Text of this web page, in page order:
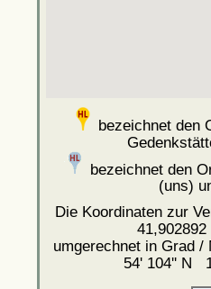
bezeichnet den
bezeichnet den
(uns)
Die Koordinaten zur
umgerechnet in Grad /
54' 104'' N